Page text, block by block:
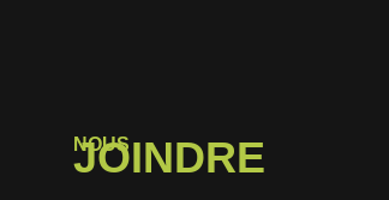
NOUS
JOINDRE